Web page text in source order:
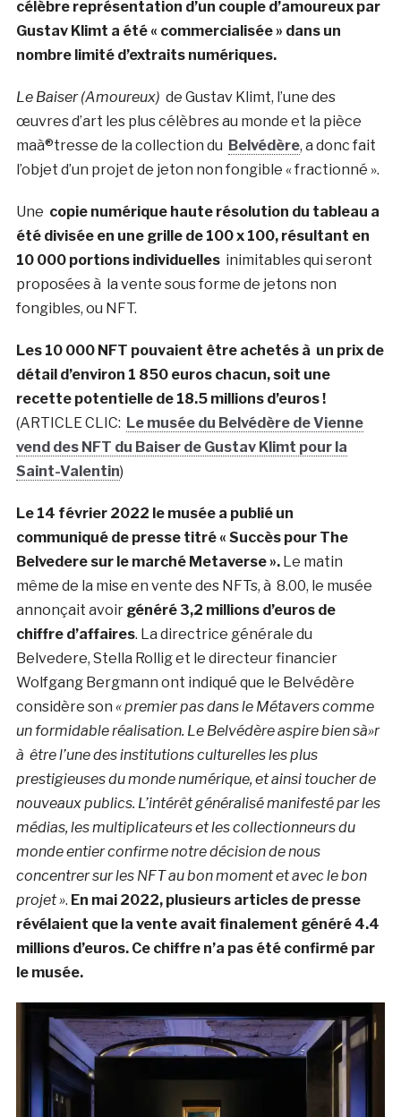
célèbre représentation d’un couple d’amoureux par
Gustav Klimt a été « commercialisée » dans un
nombre limité d’extraits numériques.
Le Baiser (Amoureux) de Gustav Klimt, l’une des
œuvres d’art les plus célèbres au monde et la pièce
maà®tresse de la collection du Belvédère, a donc fait
l’objet d’un projet de jeton non fongible « fractionné ».
Une copie numérique haute résolution du tableau a
été divisée en une grille de 100 x 100, résultant en
10 000 portions individuellesinimitables qui seront
proposées à la vente sous forme de jetons non
fongibles, ou NFT.
Les 10 000 NFT pouvaient être achetés à un prix de
détail d’environ 1 850 euros chacun, soit une
recette potentielle de 18.5 millions d’euros !
(ARTICLE CLIC: Le musée du Belvédère de Vienne
vend des NFT du Baiser de Gustav Klimt pour la
Saint-Valentin)
Le 14 février 2022 le musée a publié un
communiqué de presse titré « Succès pour The
Belvedere sur le marché Metaverse ».Le matin
même de la mise en vente des NFTs, à 8.00, le musée
annonçait avoir généré 3,2 millions d’euros de
chiffre d’affaires. La directrice générale du
Belvedere, Stella Rollig et le directeur financier
Wolfgang Bergmann ont indiqué que le Belvédère
considère son « premier pas dans le Métavers comme
un formidable réalisation. Le Belvédère aspire bien sà»r
à être l’une des institutions culturelles les plus
prestigieuses du monde numérique, et ainsi toucher de
nouveaux publics. L’intérêt généralisé manifesté par les
médias, les multiplicateurs et les collectionneurs du
monde entier confirme notre décision de nous
concentrer sur les NFT au bon moment et avec le bon
projet ». En mai 2022, plusieurs articles de presse
révélaient que la vente avait finalement généré 4.4
millions d’euros. Ce chiffre n’a pas été confirmé par
le musée.